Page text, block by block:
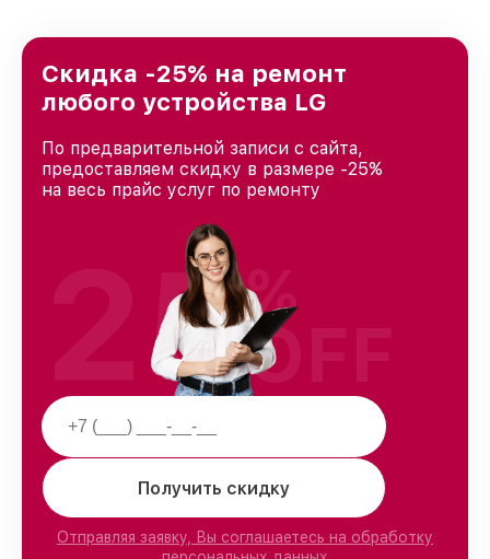
и лояльности наших клиентов.
Скидка -25% на ремонт
любого устройства LG
По предварительной записи с сайта,
предоставляем скидку в размере -25%
на весь прайс услуг по ремонту
Получить скидку
Отправляя заявку, Вы соглашаетесь на обработку
25%
OFF